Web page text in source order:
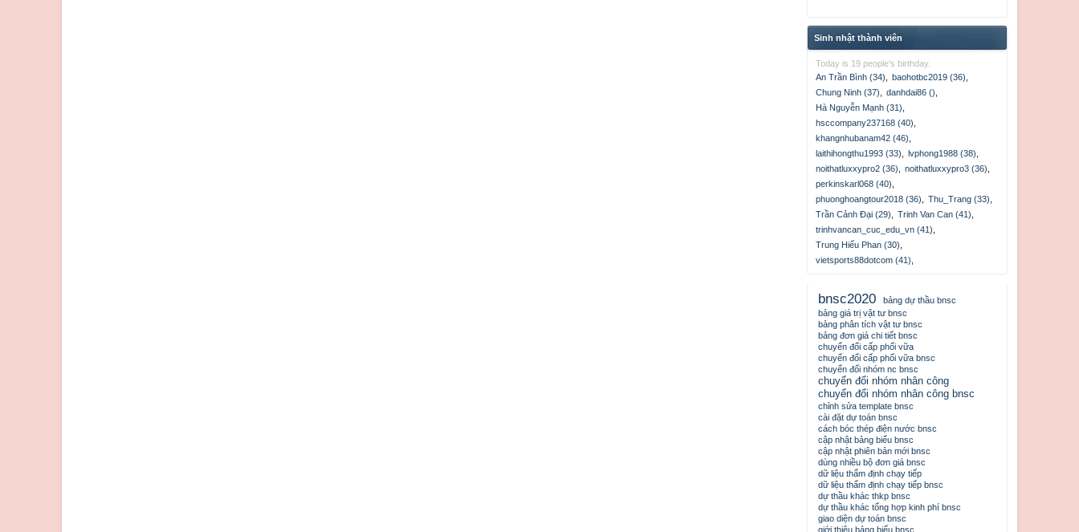
Sinh nhật thành viên
Today is 19 people's birthday.
An Trần Bình (34)
baohotbc2019 (36)
Chung Ninh (37)
danhdai86 ()
Hà Nguyễn Mạnh (31)
hsccompany237168 (40)
khangnhubanam42 (46)
laithihongthu1993 (33)
lvphong1988 (38)
noithatluxxypro2 (36)
noithatluxxypro3 (36)
perkinskarl068 (40)
phuonghoangtour2018 (36)
Thu_Trang (33)
Trần Cảnh Đại (29)
Trinh Van Can (41)
trinhvancan_cuc_edu_vn (41)
Trung Hiếu Phan (30)
vietsports88dotcom (41)
bnsc2020
bảng dự thầu bnsc
bảng giá trị vật tư bnsc
bảng phân tích vật tư bnsc
bảng đơn giá chi tiết bnsc
chuyển đổi cấp phối vữa
chuyển đổi cấp phối vữa bnsc
chuyển đổi nhóm nc bnsc
chuyển đổi nhóm nhân công
chuyển đổi nhóm nhân công bnsc
chỉnh sửa template bnsc
cài đặt dự toán bnsc
cách bóc thép điện nước bnsc
cập nhật bảng biểu bnsc
cập nhật phiên bản mới bnsc
dùng nhiều bộ đơn giá bnsc
dữ liệu thẩm định chạy tiếp
dữ liệu thẩm định chạy tiếp bnsc
dự thầu khác thkp bnsc
dự thầu khác tổng hợp kinh phí bnsc
giao diện dự toán bnsc
giới thiệu bảng biểu bnsc